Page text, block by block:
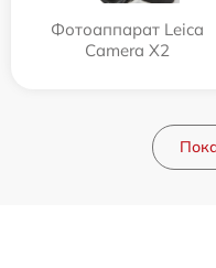
Фотоаппарат Leica
Camera X2